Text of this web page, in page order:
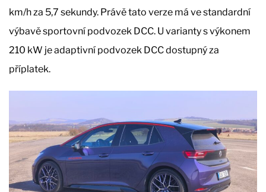
km/h za 5,7 sekundy. Právě tato verze má ve standardní
výbavě sportovní podvozek DCC. U varianty s výkonem
210 kW je adaptivní podvozek DCC dostupný za
příplatek.